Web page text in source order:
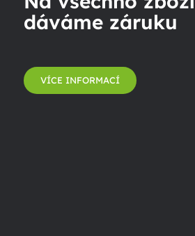
dáváme záruku
VÍCE INFORMACÍ